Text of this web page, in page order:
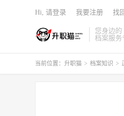
您身边的
档案服务
Hi, 请登录 我要注册 找
当前位置： 升职猫 > 档案知识 >